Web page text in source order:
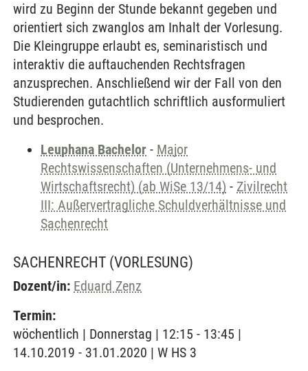
wird zu Beginn der Stunde bekannt gegeben und
orientiert sich zwanglos am Inhalt der Vorlesung.
Die Kleingruppe erlaubt es, seminaristisch und
interaktiv die auftauchenden Rechtsfragen
anzusprechen. Anschließend wir der Fall von den
Studierenden gutachtlich schriftlich ausformuliert
und besprochen.
Leuphana Bachelor - Major
Rechtswissenschaften (Unternehmens- und
Wirtschaftsrecht) (ab WiSe 13/14) - Zivilrecht
III: Außervertragliche Schuldverhältnisse und
Sachenrecht
SACHENRECHT (VORLESUNG)
Dozent/in: Eduard Zenz
Termin:
wöchentlich | Donnerstag | 12:15 - 13:45 |
14.10.2019 - 31.01.2020 | W HS 3